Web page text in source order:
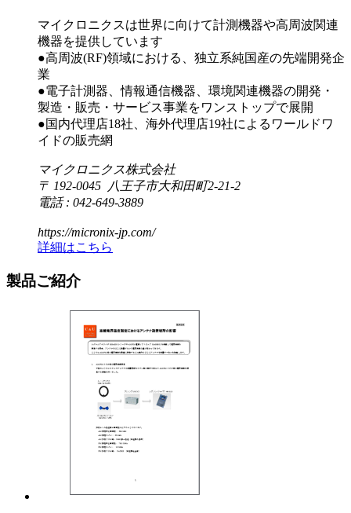
マイクロニクスは世界に向けて計測機器や高周波関連
機器を提供しています
●高周波(RF)領域における、独立系純国産の先端開発企
業
●電子計測器、情報通信機器、環境関連機器の開発・
製造・販売・サービス事業をワンストップで展開
●国内代理店18社、海外代理店19社によるワールドワ
イドの販売網
マイクロニクス株式会社
〒 192-0045 八王子市大和田町2-21-2
電話 : 042-649-3889
https://micronix-jp.com/
詳細はこちら
製品ご紹介